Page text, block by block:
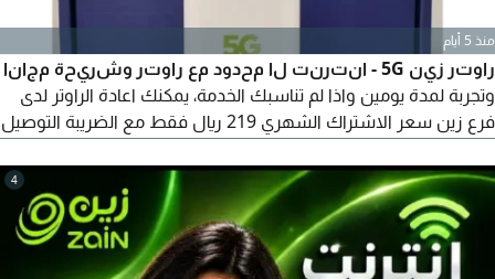
منذ 5 أيام
راوتر زين 5G - انترنت لا محدود مع راوتر وشريحة مجانا
وتجربة لمدة يومين واذا لم تناسبك الخدمة، يمكنك اعادة الراوتر لدى
فرع زين سعر الاشتراك الشهري 219 ريال فقط مع الضريبة التوصيل
4